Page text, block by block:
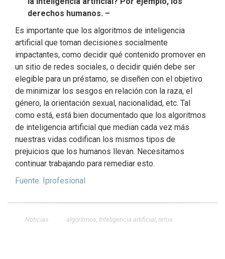
derechos humanos. –
Es importante que los algoritmos de inteligencia
artificial que toman decisiones socialmente
impactantes, como decidir qué contenido promover en
un sitio de redes sociales, o decidir quién debe ser
elegible para un préstamo, se diseñen con el objetivo
de minimizar los sesgos en relación con la raza, el
género, la orientación sexual, nacionalidad, etc. Tal
como está, está bien documentado que los algoritmos
de inteligencia artificial que median cada vez más
nuestras vidas codifican los mismos tipos de
prejuicios que los humanos llevan. Necesitamos
continuar trabajando para remediar esto.
Fuente: Iprofesional
Noticias algoritmos Inteligencia artificial retos